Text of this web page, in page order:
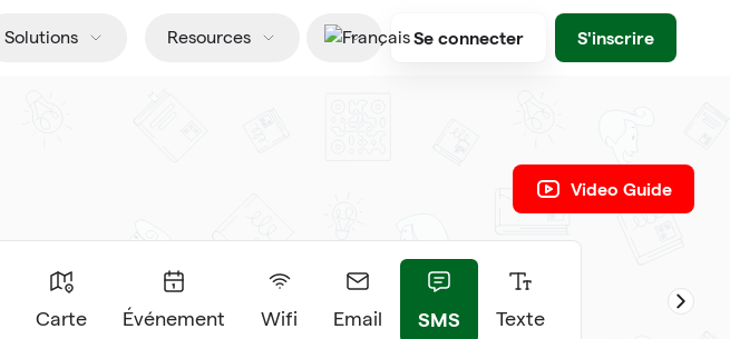
Solutions Resources
Français
Se connecter S'inscrire
Video Guide
Carte Événement Wifi Email SMS Texte